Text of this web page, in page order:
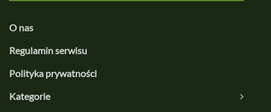
O nas
Regulamin serwisu
Polityka prywatności
Kategorie